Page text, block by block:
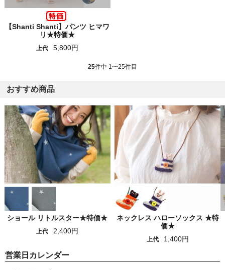
【Shanti Shanti】パンツ ヒマワ
リ★特価★
上代 5,800円
25件中 1〜25件目
おすすめ商品
ショール リトルスター★特価★
上代 2,400円
ネックレス ハローソックス ★特
価★
上代 1,400円
営業日カレンダー